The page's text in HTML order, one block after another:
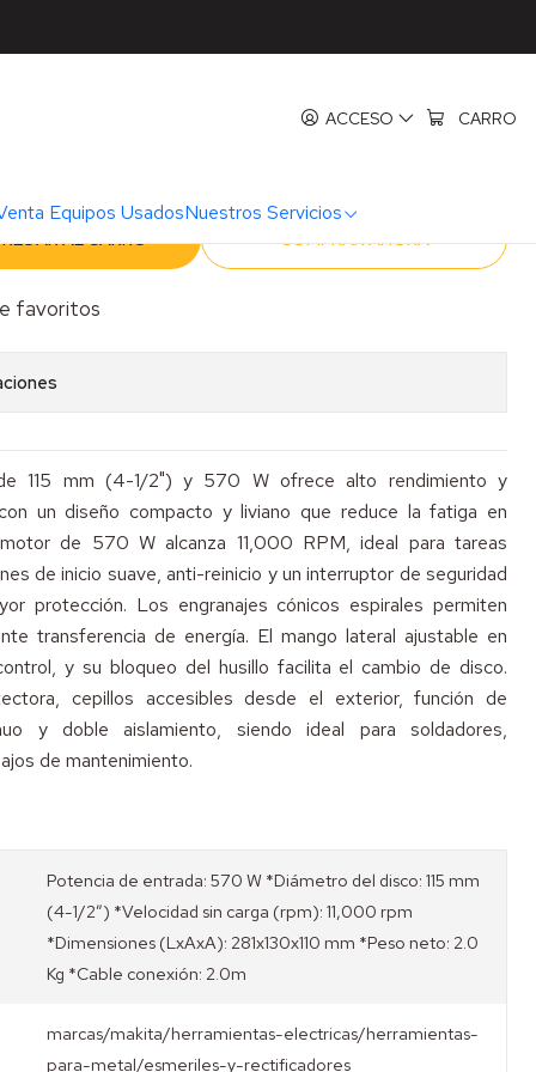
ACCESO CARRO
Equipos UsadosNuestros Servicios
4 1/2 Makita MT Mod
AL CARRO COMPRAR AHORA
favoritos
115 mm (4-1/2") y 570 W ofrece alto rendimiento y
un diseño compacto y liviano que reduce la fatiga en
de 570 W alcanza 11,000 RPM, ideal para tareas
de inicio suave, anti-reinicio y un interruptor de seguridad
protección. Los engranajes cónicos espirales permiten
transferencia de energía. El mango lateral ajustable en
y su bloqueo del husillo facilita el cambio de disco.
cepillos accesibles desde el exterior, función de
y doble aislamiento, siendo ideal para soldadores,
de mantenimiento.
Potencia de entrada: 570 W *Diámetro del disco: 115 mm
(4-1/2″) *Velocidad sin carga (rpm): 11,000 rpm
*Dimensiones (LxAxA): 281x130x110 mm *Peso neto: 2.0
Kg *Cable conexión: 2.0m
marcas/makita/herramientas-electricas/herramientas-
para-metal/esmeriles-y-rectificadores